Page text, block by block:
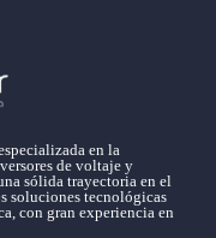
en la
de voltaje y
sólida trayectoria en el
soluciones tecnológicas
con gran experiencia en